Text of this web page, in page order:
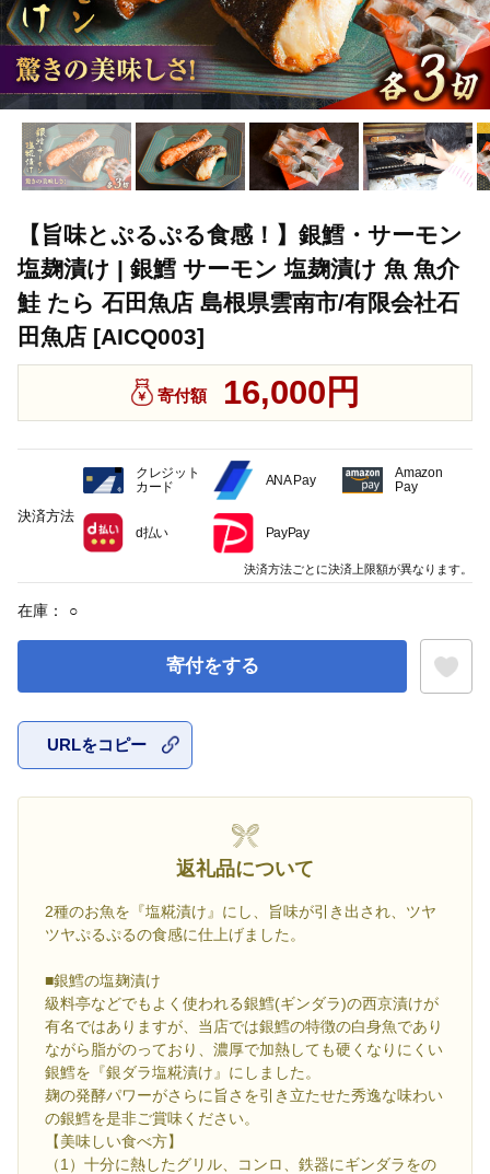
【旨味とぷるぷる食感！】銀鱈・サーモン
塩麹漬け | 銀鱈 サーモン 塩麹漬け 魚 魚介
鮭 たら 石田魚店 島根県雲南市/有限会社石
田魚店 [AICQ003]
寄付額 16,000円
在庫： ○
寄付をする
URLをコピー
返礼品について
2種のお魚を『塩糀漬け』にし、旨味が引き出され、ツヤ
ツヤぷるぷるの食感に仕上げました。
■銀鱈の塩麹漬け
級料亭などでもよく使われる銀鱈(ギンダラ)の西京漬けが
有名ではありますが、当店では銀鱈の特徴の白身魚であり
ながら脂がのっており、濃厚で加熱しても硬くなりにくい
銀鱈を『銀ダラ塩糀漬け』にしました。
麹の発酵パワーがさらに旨さを引き立たせた秀逸な味わい
の銀鱈を是非ご賞味ください。
【美味しい食べ方】
（1）十分に熱したグリル、コンロ、鉄器にギンダラをの
決済方法
クレジット
カード
ANA Pay
Amazon
Pay
d払い PayPay
決済方法ごとに決済上限額が異なります。